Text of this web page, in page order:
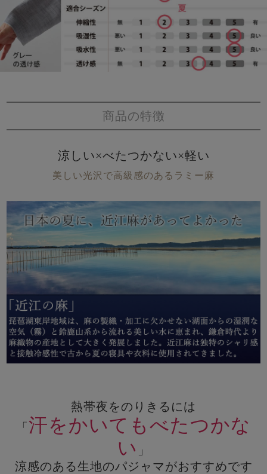
商品の特徴
涼しい×べたつかない×軽い
美しい光沢で高級感のあるラミー麻
熱帯夜をのりきるには
「 汗をかいてもべたつかな
い 」
涼感のある生地のパジャマがおすすめです